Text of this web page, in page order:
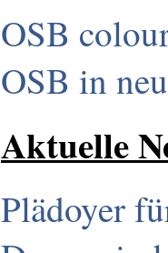
OSB
OSB in
Aktuelle
Plädoyer